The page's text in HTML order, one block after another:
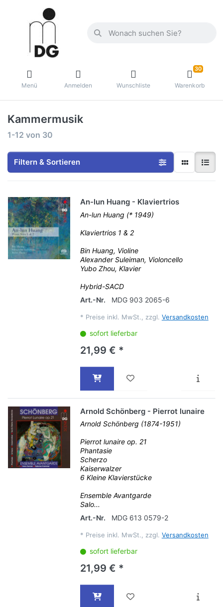
Menü Anmelden Wunschliste
30
Warenkorb
Kammermusik
1-12 von 30
Filtern & Sortieren
An-lun Huang - Klaviertrios
An-lun Huang (* 1949)
Klaviertrios 1 & 2
Bin Huang, Violine
Alexander Suleiman, Violoncello
Yubo Zhou, Klavier
Hybrid-SACD
Art.-Nr.
MDG 903 2065-6
* Preise inkl. MwSt., zzgl. Versandkosten
sofort lieferbar
21,99 € *
Arnold Schönberg - Pierrot lunaire
Arnold Schönberg (1874-1951)
Pierrot lunaire op. 21
Phantasie
Scherzo
Kaiserwalzer
6 Kleine Klavierstücke
Ensemble Avantgarde
Salo...
Art.-Nr.
MDG 613 0579-2
* Preise inkl. MwSt., zzgl. Versandkosten
sofort lieferbar
21,99 € *